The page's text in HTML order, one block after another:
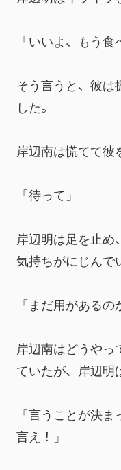
「いいよ、もう食
そう言うと、彼は
した。
岸辺南は慌てて彼
「待って」
岸辺明は足を止め
気持ちがにじんで
「まだ用があるの
岸辺南はどうやっ
ていたが、岸辺明
「言うことが決
言え！」